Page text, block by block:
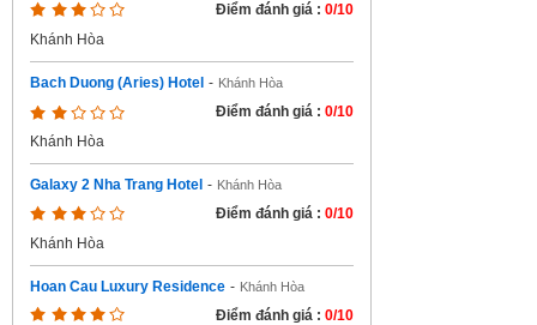
Điểm đánh giá : 0/10
Khánh Hòa
Bach Duong (Aries) Hotel - Khánh Hòa
Điểm đánh giá : 0/10
Khánh Hòa
Galaxy 2 Nha Trang Hotel - Khánh Hòa
Điểm đánh giá : 0/10
Khánh Hòa
Hoan Cau Luxury Residence - Khánh Hòa
Điểm đánh giá : 0/10